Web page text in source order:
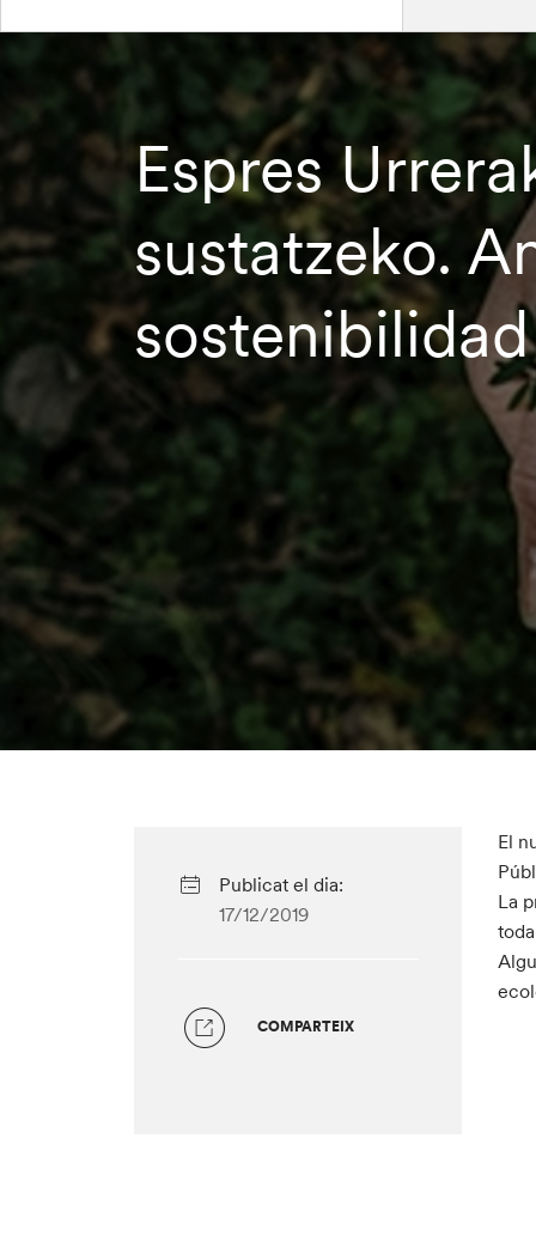
Espres
sustatzeko.
sostenibilidad
Publicat el dia:
17/12/2019
COMPARTEIX
El
La